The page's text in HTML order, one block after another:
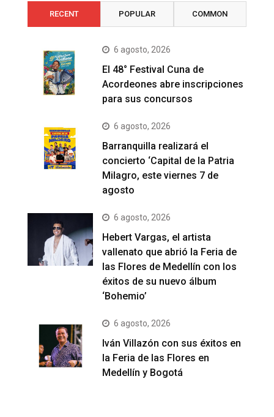
RECENT POPULAR COMMON
6 agosto, 2026
El 48° Festival Cuna de
Acordeones abre inscripciones
para sus concursos
6 agosto, 2026
Barranquilla realizará el
concierto ‘Capital de la Patria
Milagro, este viernes 7 de
agosto
6 agosto, 2026
Hebert Vargas, el artista
vallenato que abrió la Feria de
las Flores de Medellín con los
éxitos de su nuevo álbum
‘Bohemio’
6 agosto, 2026
Iván Villazón con sus éxitos en
la Feria de las Flores en
Medellín y Bogotá